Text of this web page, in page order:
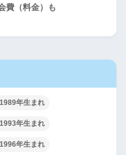
費（料金）も
1989年生まれ
1993年生まれ
1996年生まれ